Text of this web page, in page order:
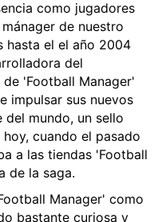
como jugadores
de nuestro
el el año 2004
del
'Football Manager'
impulsar sus nuevos
mundo, un sello
cuando el pasado
a las tiendas 'Football
de la saga.
Manager' como
bastante curiosa y